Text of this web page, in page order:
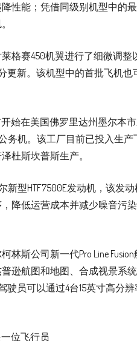
性能；凭借同级别机型中的
格赛450机翼进行了细微调
更新。该机型中的首批飞机
始在美国佛罗里达州墨尔本
务机。该工厂目前已投入生产
杜斯坎普斯生产。
型HTF7500E发动机，该发
降低运营成本并减少噪音污
林斯公司新一代Pro Line
逊航图和地图、合成视景系
驶员可以通过4台15英寸高分
一位飞行员